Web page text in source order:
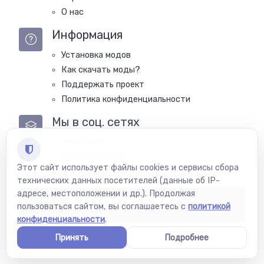
О нас
Информация
Установка модов
Как скачать моды?
Поддержать проект
Политика конфиденциальности
Мы в соц. сетях
Другие моды
MODSGAMES
Copyright © Modsgames 2022
Этот сайт использует файлы cookies и сервисы сбора
технических данных посетителей (данные об IP-
адресе, местоположении и др.). Продолжая
пользоваться сайтом, вы соглашаетесь с политикой
конфиденциальности.
Принять
Подробнее